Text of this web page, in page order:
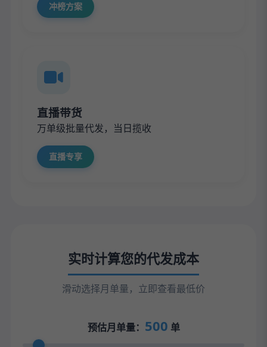
冲榜方案
直播带货
万单级批量代发，当日揽收
直播专享
实时计算您的代发成本
滑动选择月单量，立即查看最低价
预估月单量： 500 单